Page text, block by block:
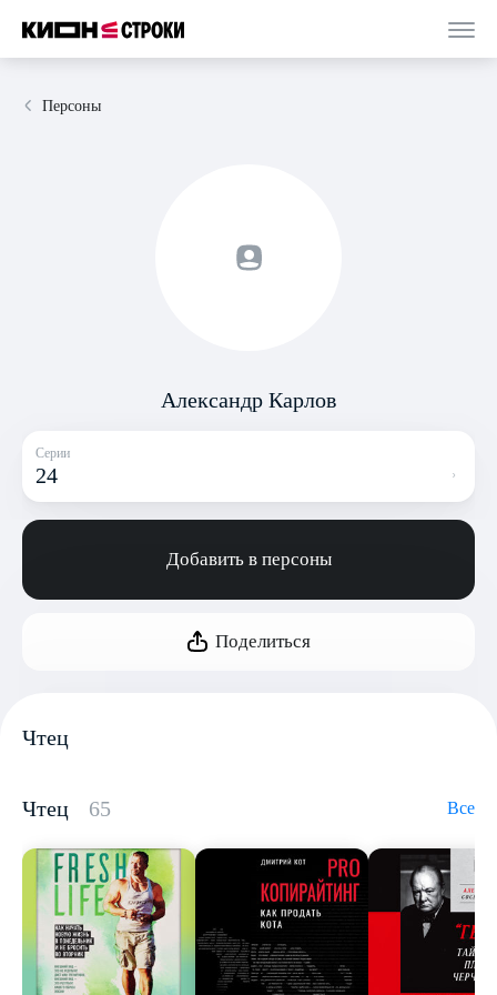
Персоны
Александр Карлов
Серии
24
Добавить в персоны
Поделиться
Чтец
Чтец 65 Все